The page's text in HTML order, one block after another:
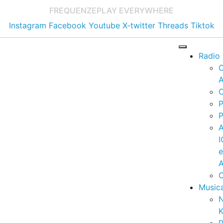
FREQUENZEPLAY EVERYWHERE
Instagram Facebook Youtube X-twitter Threads Tiktok
Radio
e